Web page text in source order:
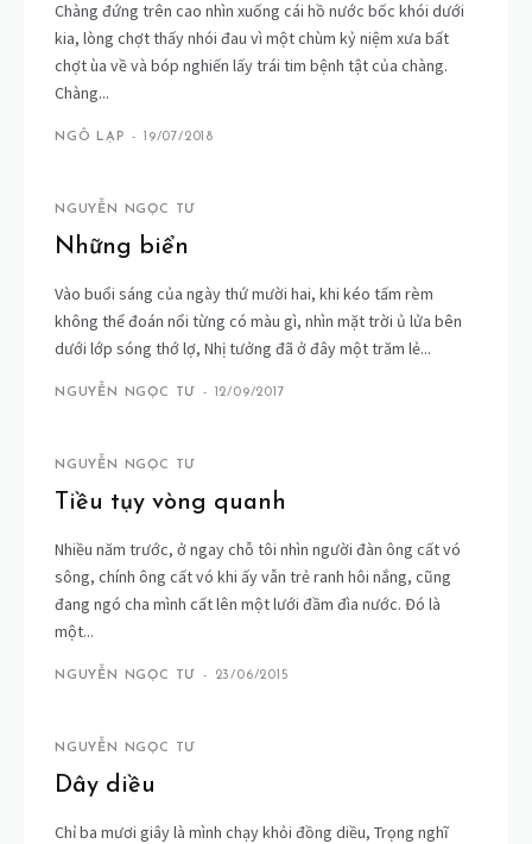
Chàng đứng trên cao nhìn xuống cái hồ nước bốc khói dưới
kia, lòng chợt thấy nhói đau vì một chùm kỷ niệm xưa bất
chợt ùa về và bóp nghiến lấy trái tim bệnh tật của chàng.
Chàng...
NGÔ LẠP - 19/07/2018
NGUYỄN NGỌC TƯ
Những biển
Vào buổi sáng của ngày thứ mười hai, khi kéo tấm rèm
không thể đoán nổi từng có màu gì, nhìn mặt trời ủ lửa bên
dưới lớp sóng thớ lợ, Nhị tưởng đã ở đây một trăm lẻ...
NGUYỄN NGỌC TƯ - 12/09/2017
NGUYỄN NGỌC TƯ
Tiều tụy vòng quanh
Nhiều năm trước, ở ngay chỗ tôi nhìn người đàn ông cất vó
sông, chính ông cất vó khi ấy vẫn trẻ ranh hôi nắng, cũng
đang ngó cha mình cất lên một lưới đầm đìa nước. Đó là
một...
NGUYỄN NGỌC TƯ - 23/06/2015
NGUYỄN NGỌC TƯ
Dây diều
Chỉ ba mươi giây là mình chạy khỏi đồng diều, Trọng nghĩ